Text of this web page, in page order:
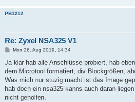
PB1212
Re: Zyxel NSA325 V1
P
s
Mon 26. Aug 2019, 14:34
Ja klar hab alle Anschlüsse probiert, hab
dem Microtool formatiert, div Blockgrößen,
Was mich nur stuzig macht ist das Image
hab doch ein nsa325 kanns auch daran
nicht geholfen.